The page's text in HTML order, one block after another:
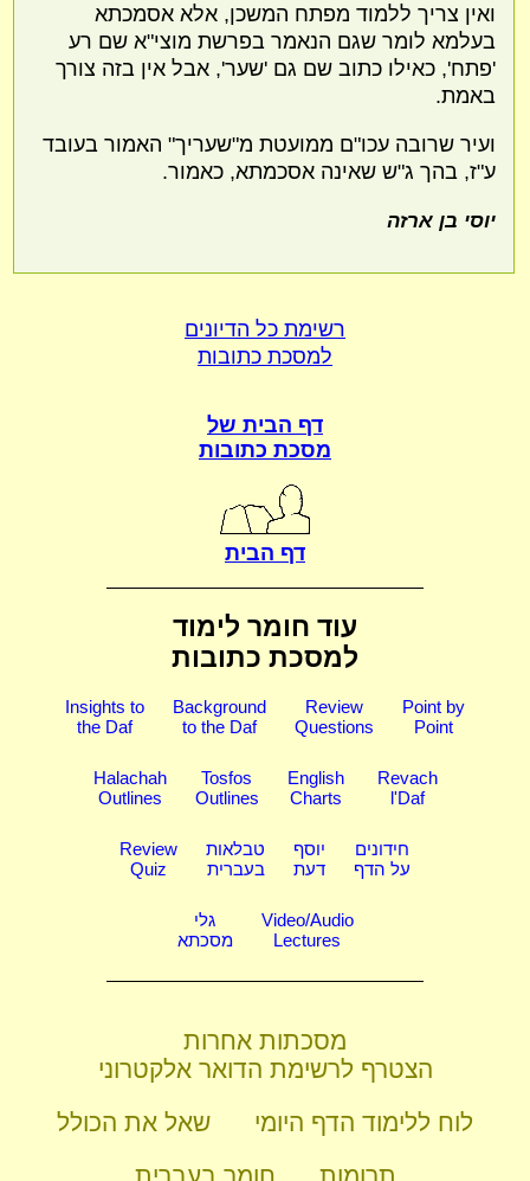
ואין צריך ללמוד מפתח המשכן, אלא אסמכתא
בעלמא לומר שגם הנאמר בפרשת מוצי"א שם רע
'פתח', כאילו כתוב שם גם 'שער', אבל אין בזה צורך
באמת.
ועיר שרובה עכו"ם ממועטת מ"שעריך" האמור בעובד
ע"ז, בהך ג"ש שאינה אסכמתא, כאמור.
יוסי בן ארזה
רשימת כל הדיונים
למסכת כתובות
דף הבית של
מסכת כתובות
דף הבית
עוד חומר לימוד
למסכת כתובות
Insights to
the Daf
Background
to the Daf
Review
Questions
Point by
Point
Halachah
Outlines
Tosfos
Outlines
English
Charts
Revach
l'Daf
Review
Quiz
טבלאות
בעברית
יוסף
דעת
חידונים
על הדף
גלי
מסכתא
Video/Audio
Lectures
מסכתות אחרות
הצטרף לרשימת הדואר אלקטרוני
שאל את הכולל
לוח ללימוד הדף היומי